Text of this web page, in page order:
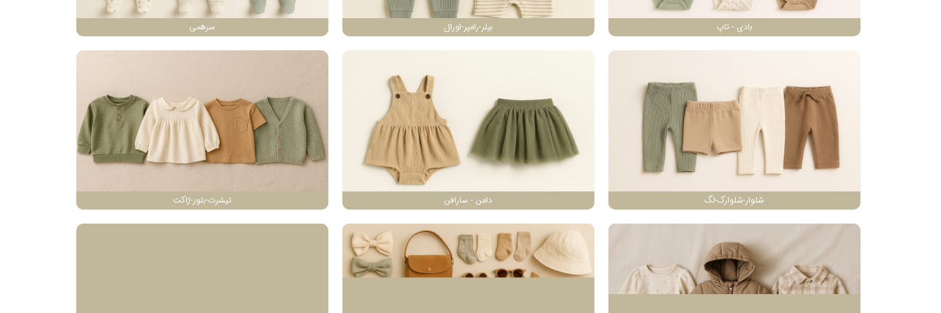
بادی - تاپ بیلر-رامپر-اورال سرهمی
شلوار-شلوارک-لگ دامن - سارافن تیشرت-بلوز-ژاکت